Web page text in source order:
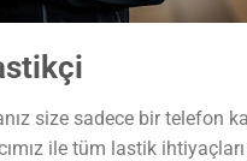
size sadece bir
ile tüm lastik